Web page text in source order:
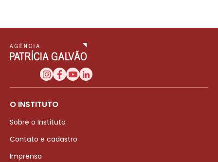
O INSTITUTO
Sobre o Instituto
Contato e cadastro
Imprensa